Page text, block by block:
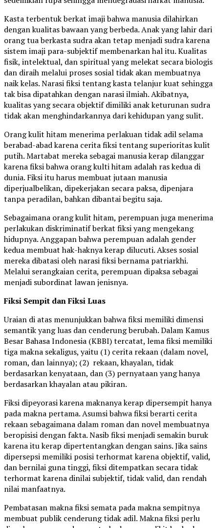
Kasta terbentuk berkat imaji bahwa manusia dilahirkan
dengan kualitas bawaan yang berbeda. Anak yang lahir dari
orang tua berkasta sudra akan tetap menjadi sudra karena
sistem imaji para-subjektif membenarkan hal itu. Kualitas
fisik, intelektual, dan spiritual yang melekat secara biologis
dan diraih melalui proses sosial tidak akan membuatnya
naik kelas. Narasi fiksi tentang kasta telanjur kuat sehingga
tak bisa dipatahkan dengan narasi ilmiah. Akibatnya,
kualitas yang secara objektif dimiliki anak keturunan sudra
tidak akan menghindarkannya dari kehidupan yang sulit.
Orang kulit hitam menerima perlakuan tidak adil selama
berabad-abad karena cerita fiksi tentang superioritas kulit
putih. Martabat mereka sebagai manusia kerap dilanggar
karena fiksi bahwa orang kulti hitam adalah ras kedua di
dunia. Fiksi itu harus membuat jutaan manusia
diperjualbelikan, dipekerjakan secara paksa, dipenjara
tanpa peradilan, bahkan dibantai begitu saja.
Sebagaimana orang kulit hitam, perempuan juga menerima
perlakukan diskriminatif berkat fiksi yang mengekang
hidupnya. Anggapan bahwa perempuan adalah gender
kedua membuat hak-haknya kerap dilucuti. Akses sosial
mereka dibatasi oleh narasi fiksi bernama patriarkhi.
Melalui serangkaian cerita, perempuan dipaksa sebagai
menjadi subordinat lawan jenisnya.
Fiksi Sempit dan Fiksi Luas
Uraian di atas menunjukkan bahwa fiksi memiliki dimensi
semantik yang luas dan cenderung berubah. Dalam Kamus
Besar Bahasa Indonesia (KBBI) tercatat, lema fiksi memiliki
tiga makna sekaligus, yaitu (1) cerita rekaan (dalam novel,
roman, dan lainnya); (2) rekaan, khayalan, tidak
berdasarkan kenyataan, dan (3) pernyataan yang hanya
berdasarkan khayalan atau pikiran.
Fiksi dipeyorasi karena maknanya kerap dipersempit hanya
pada makna pertama. Asumsi bahwa fiksi berarti cerita
rekaan sebagaimana dalam roman dan novel membuatnya
beropisisi dengan fakta. Nasib fiksi menjadi semakin buruk
karena itu kerap dipertentangkan dengan sains. Jika sains
dipersepsi memiliki posisi terhormat karena objektif, valid,
dan bernilai guna tinggi, fiksi ditempatkan secara tidak
terhormat karena dinilai subjektif, tidak valid, dan rendah
nilai manfaatnya.
Pembatasan makna fiksi semata pada makna sempitnya
membuat publik cenderung tidak adil. Makna fiksi perlu